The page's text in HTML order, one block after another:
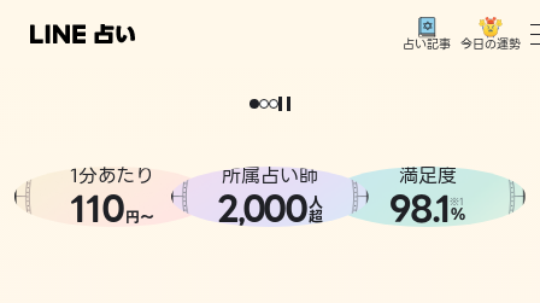
占い記事 今日の運勢
相談事例
どうせなら
。
1分あたり
110円〜
所属占い師
2,000人
超
満足度
98.1※1
%